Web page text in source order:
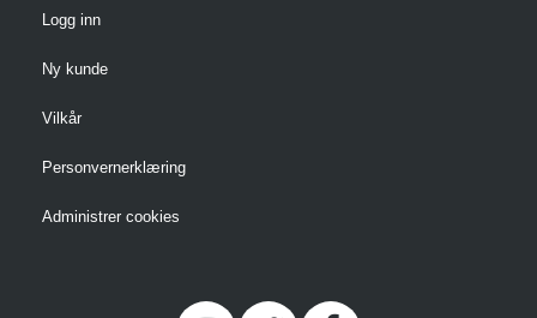
Logg inn
Ny kunde
Vilkår
Personvernerklæring
Administrer cookies